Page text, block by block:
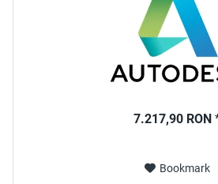
7.217,90 RON
Bookmark